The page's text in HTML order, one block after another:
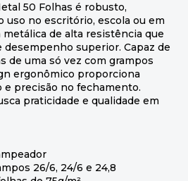
50 Folhas é robusto,
uso no escritório, escola ou em
de alta resistência que
desempenho superior. Capaz de
de uma só vez com grampos
ergonômico proporciona
precisão no fechamento.
praticidade e qualidade em
26/6, 24/6 e 24,8